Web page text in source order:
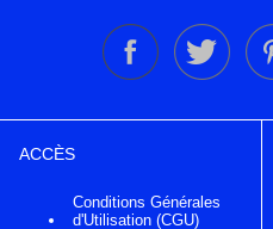
ACCÈS
Conditions Générales
d'Utilisation (CGU)